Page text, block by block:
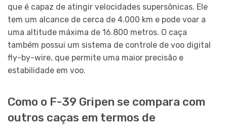
que é capaz de atingir velocidades supersônicas. Ele
tem um alcance de cerca de 4.000 km e pode voar a
uma altitude máxima de 16.800 metros. O caça
também possui um sistema de controle de voo digital
fly-by-wire, que permite uma maior precisão e
estabilidade em voo.
Como o F-39 Gripen se compara com
outros caças em termos de